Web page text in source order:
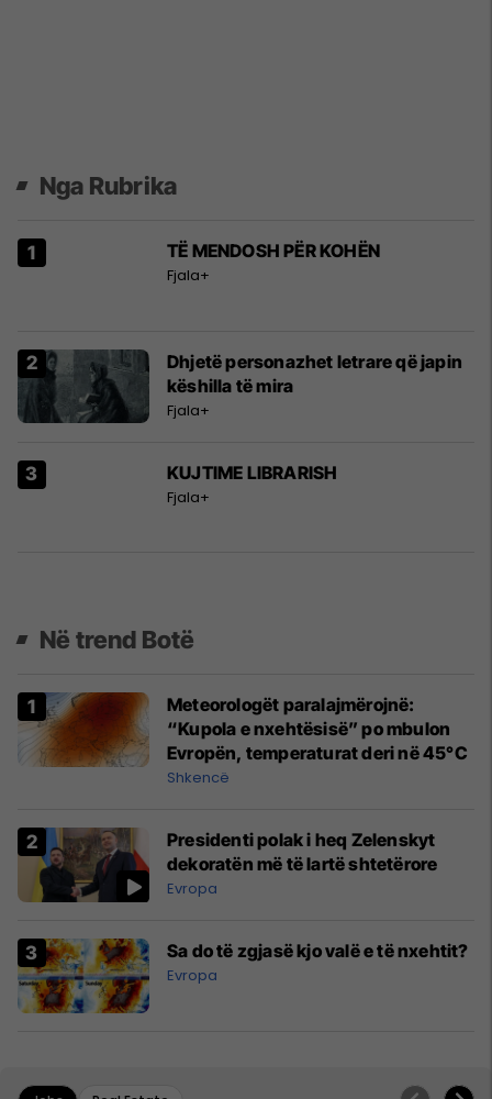
Nga Rubrika
TË MENDOSH PËR KOHËN
Fjala+
Dhjetë personazhet letrare që japin
këshilla të mira
Fjala+
KUJTIME LIBRARISH
Fjala+
Në trend Botë
Meteorologët paralajmërojnë:
“Kupola e nxehtësisë” po mbulon
Evropën, temperaturat deri në 45°C
Shkencë
Presidenti polak i heq Zelenskyt
dekoratën më të lartë shtetërore
Evropa
Sa do të zgjasë kjo valë e të nxehtit?
Evropa